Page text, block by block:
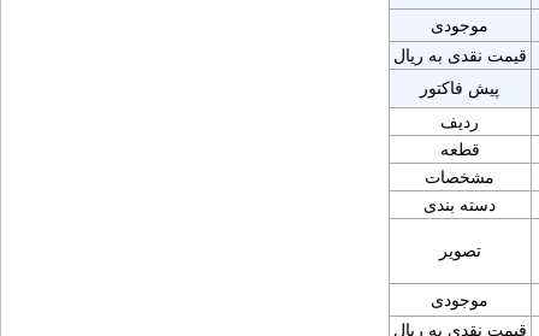
موجودی
قیمت نقدی به ریال
پیش فاکتور
ردیف
قطعه
مشخصات
دسته بندی
تصویر
موجودی
قیمت نقدی به ریال